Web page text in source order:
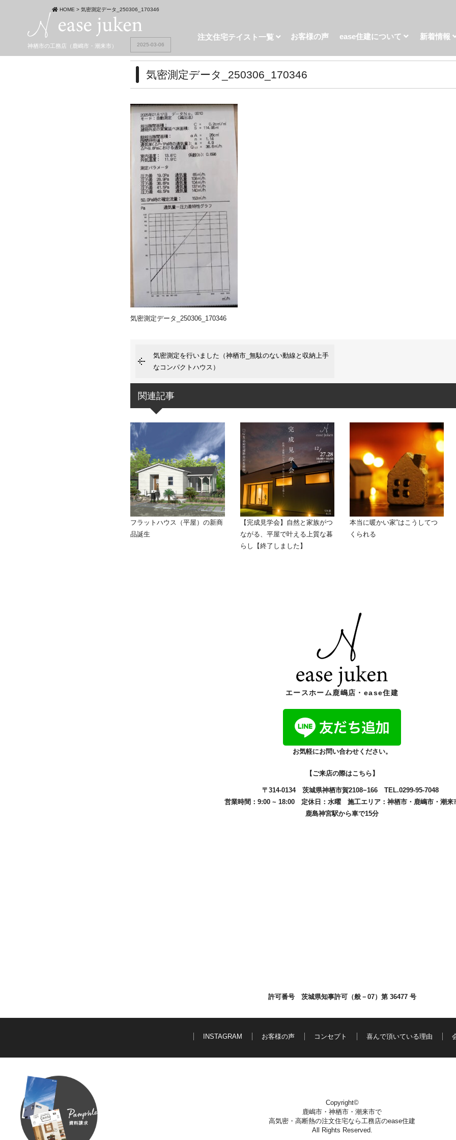
神栖市の工務店（鹿嶋市・潮来市）
注文住宅テイスト一覧 お客様の声 ease住建について 新着情報
HOME > 気密測定データ_250306_170346
2025-03-06
気密測定データ_250306_170346
気密測定データ_250306_170346
気密測定を行いました（神栖市_無駄のない動線と収納上手
なコンパクトハウス）
関連記事
フラットハウス（平屋）の新商
品誕生
【完成見学会】自然と家族がつ
ながる、平屋で叶える上質な暮
らし【終了しました】
本当に暖かい家”はこうしてつ
くられる
エースホーム鹿嶋店・ease住建
お気軽にお問い合わせください。
【ご来店の際はこちら】
〒314-0134 茨城県神栖市賀2108−166 TEL.0299-95-7048
営業時間：9:00 ~ 18:00 定休日：水曜 施工エリア： 神栖市・ 鹿嶋市・ 潮来
鹿島神宮駅から車で15分
許可番号 茨城県知事許可（般－07）第 36477 号
INSTAGRAM お客様の声 コンセプト 喜んで頂いている理由
Copyright©
鹿嶋市・神栖市・潮来市で
高気密・高断熱の注文住宅なら工務店のease住建
All Rights Reserved.